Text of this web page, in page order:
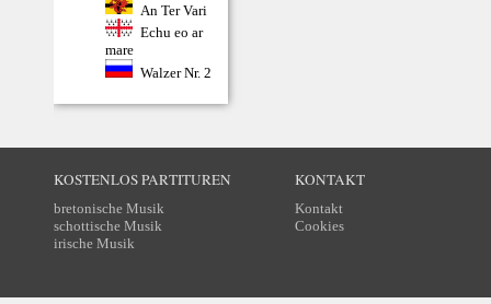
An Ter Vari
Echu eo ar
mare
Walzer Nr. 2
KOSTENLOS PARTITUREN
bretonische Musik
schottische Musik
irische Musik
KONTAKT
Kontakt
Cookies